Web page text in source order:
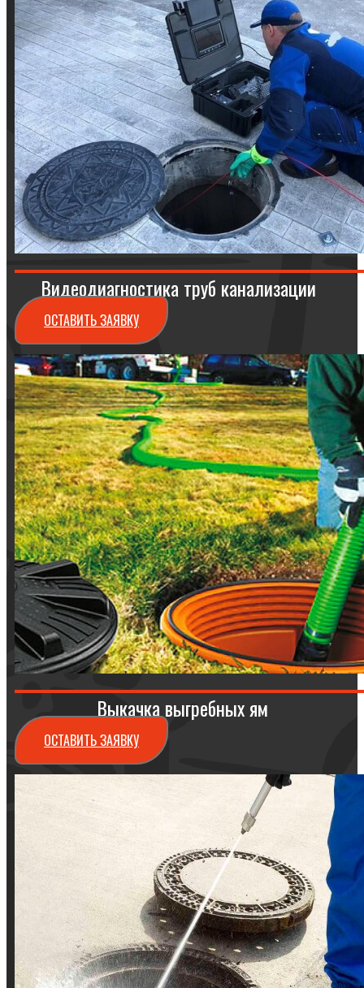
Видеодиагностика труб канализации
ОСТАВИТЬ ЗАЯВКУ
Выкачка выгребных ям
ОСТАВИТЬ ЗАЯВКУ